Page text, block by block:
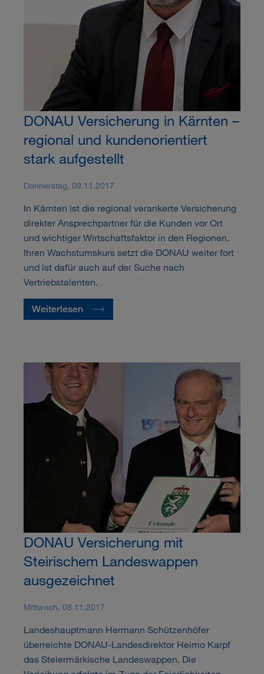
DONAU Versicherung in Kärnten –
regional und kundenorientiert
stark aufgestellt
Donnerstag, 09.11.2017
In Kärnten ist die regional verankerte Versicherung
direkter Ansprechpartner für die Kunden vor Ort
und wichtiger Wirtschaftsfaktor in den Regionen.
Ihren Wachstumskurs setzt die DONAU weiter fort
und ist dafür auch auf der Suche nach
Vertriebstalenten.
Weiterlesen
DONAU Versicherung mit
Steirischem Landeswappen
ausgezeichnet
Mittwoch, 08.11.2017
Landeshauptmann Hermann Schützenhöfer
überreichte DONAU-Landesdirektor Heimo Karpf
das Steiermärkische Landeswappen. Die